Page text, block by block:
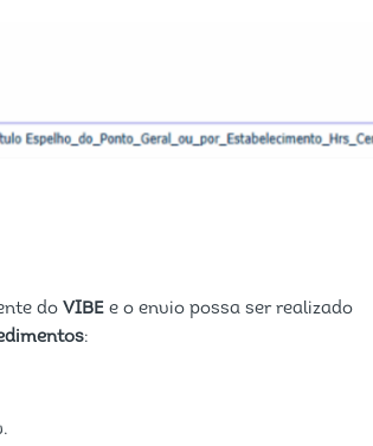
do VIBE e o envio possa ser realizado
: